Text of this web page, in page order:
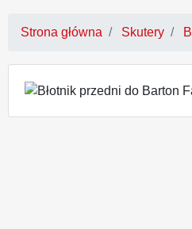
Strona główna Skutery